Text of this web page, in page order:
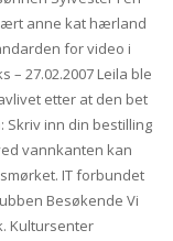
anne kat hærland
for video i
27.02.2007 Leila ble
etter at den bet
Skriv inn din bestilling
vannkanten kan
IT forbundet
Besøkende Vi
Kultursenter